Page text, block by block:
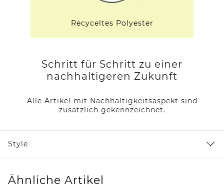
Recyceltes Polyester
Schritt für Schritt zu einer
nachhaltigeren Zukunft
Alle Artikel mit Nachhaltigkeitsaspekt sind
zusätzlich gekennzeichnet.
Style
Ähnliche Artikel